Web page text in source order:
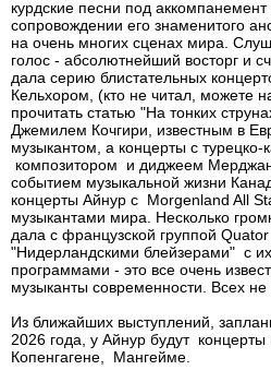
курдские песни под
сопровождении его знаменитого
на очень многих сценах мира.
голос - абсолютнейший восторг и
дала серию блистательных
Кельхором, (кто не читал, можете
прочитать статью "На тонких
Джемилем Кочгири, известным в
музыкантом, а концерты с турецко-
композитором и диджеем
событием музыкальной жизни
концерты Айнур с Morgenland All
музыкантами мира. Несколько
дала с французской группой
"Нидерландскими блейзерами" с
программами - это все очень
музыканты современности. Всех не
Из ближайших выступлений,
2026 года, у Айнур будут концерты
Копенгагене, Мангейме.